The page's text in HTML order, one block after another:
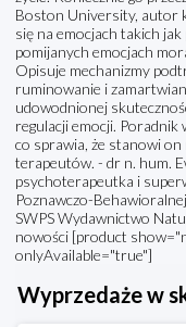
Boston University, autor
się na emocjach takich
pomijanych emocjach
Opisuje mechanizmy
ruminowanie i
udowodnionej
regulacji emocji. Poradnik
co sprawia, że stanowi
terapeutów. - dr n. hum.
psychoterapeutka i
Poznawczo-
SWPS Wydawnictwo
nowości [product
onlyAvailable="true"]
Wyprzedaże w